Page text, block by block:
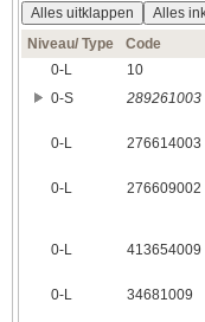
Alles uitklappen
Alles
Niveau/ Type
Code
0‑L
10
0‑S
289261003
0‑L 276614003
0‑L 276609002
0‑L 413654009
0‑L 34681009